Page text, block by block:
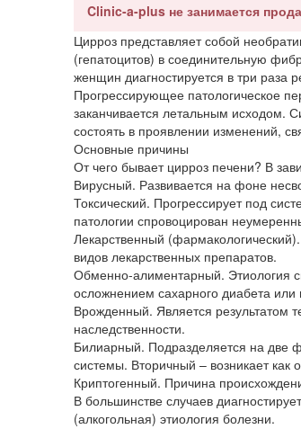
Clinic-a-plus не занимается
Цирроз представляет собой
(гепатоцитов) в соединительную
женщин диагностируется в три раза
Прогрессирующее патологическое
заканчивается летальным исходом.
состоять в проявлении изменений,
Основные причины
От чего бывает цирроз печени? В
Вирусный. Развивается на фоне
Токсический. Прогрессирует под
патологии спровоцирован
Лекарственный
видов лекарственных препаратов.
Обменно-алиментарный. Этиология
осложнением сахарного диабета
Врожденный. Является результатом
наследственности.
Билиарный. Подразделяется на две
системы. Вторичный – возникает как
Криптогенный. Причина
В большинстве случаев
(алкогольная) этиология болезни.